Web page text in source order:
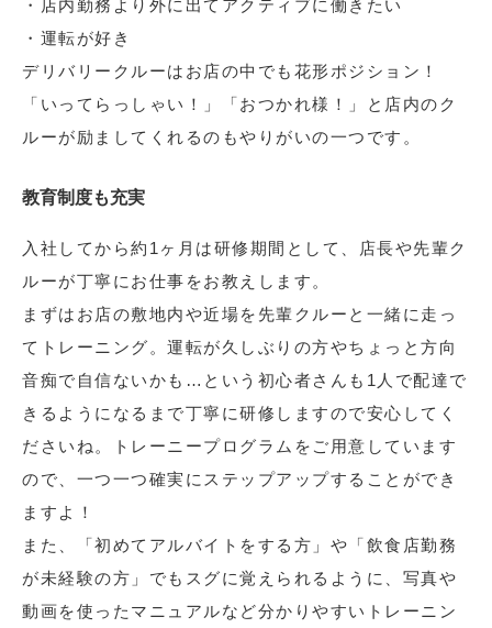
・店内勤務より外に出てアクティブに働きたい
・運転が好き
デリバリークルーはお店の中でも花形ポジション！
「いってらっしゃい！」「おつかれ様！」と店内のク
ルーが励ましてくれるのもやりがいの一つです。
教育制度も充実
入社してから約1ヶ月は研修期間として、店長や先輩ク
ルーが丁寧にお仕事をお教えします。
まずはお店の敷地内や近場を先輩クルーと一緒に走っ
てトレーニング。運転が久しぶりの方やちょっと方向
音痴で自信ないかも…という初心者さんも1人で配達で
きるようになるまで丁寧に研修しますので安心してく
ださいね。トレーニープログラムをご用意しています
ので、一つ一つ確実にステップアップすることができ
ますよ！
また、「初めてアルバイトをする方」や「飲食店勤務
が未経験の方」でもスグに覚えられるように、写真や
動画を使ったマニュアルなど分かりやすいトレーニン